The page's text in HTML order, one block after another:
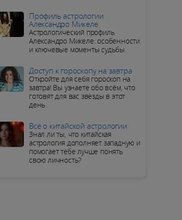
отношения и дружба на 2026 для
Профиль астрологии
Александро Микеле
Астрологический профиль
Александро Микеле: особенности
и ключевые моменты судьбы.
Доступ к гороскопу на завтра
Откройте для себя гороскоп на
завтра! Вы узнаете обо всём, что
готовят для вас звезды в этот
день
Всё о китайской астрологии
Знал ли ты, что китайская
астрология дополняет западную и
помогает тебе лучше понять
свою личность?